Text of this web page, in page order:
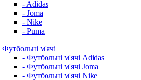
- Adidas
- Joma
- Nike
- Puma
Футбольні м'ячі
- Футбольні м'ячі Adidas
- Футбольні м'ячі Joma
- Футбольні м'ячі Nike